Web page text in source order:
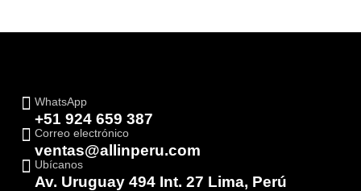
WhatsApp
+51 924 659 387
Correo electrónico
ventas@allinperu.com
Ubícanos
Av. Uruguay 494 Int. 27 Lima, Perú